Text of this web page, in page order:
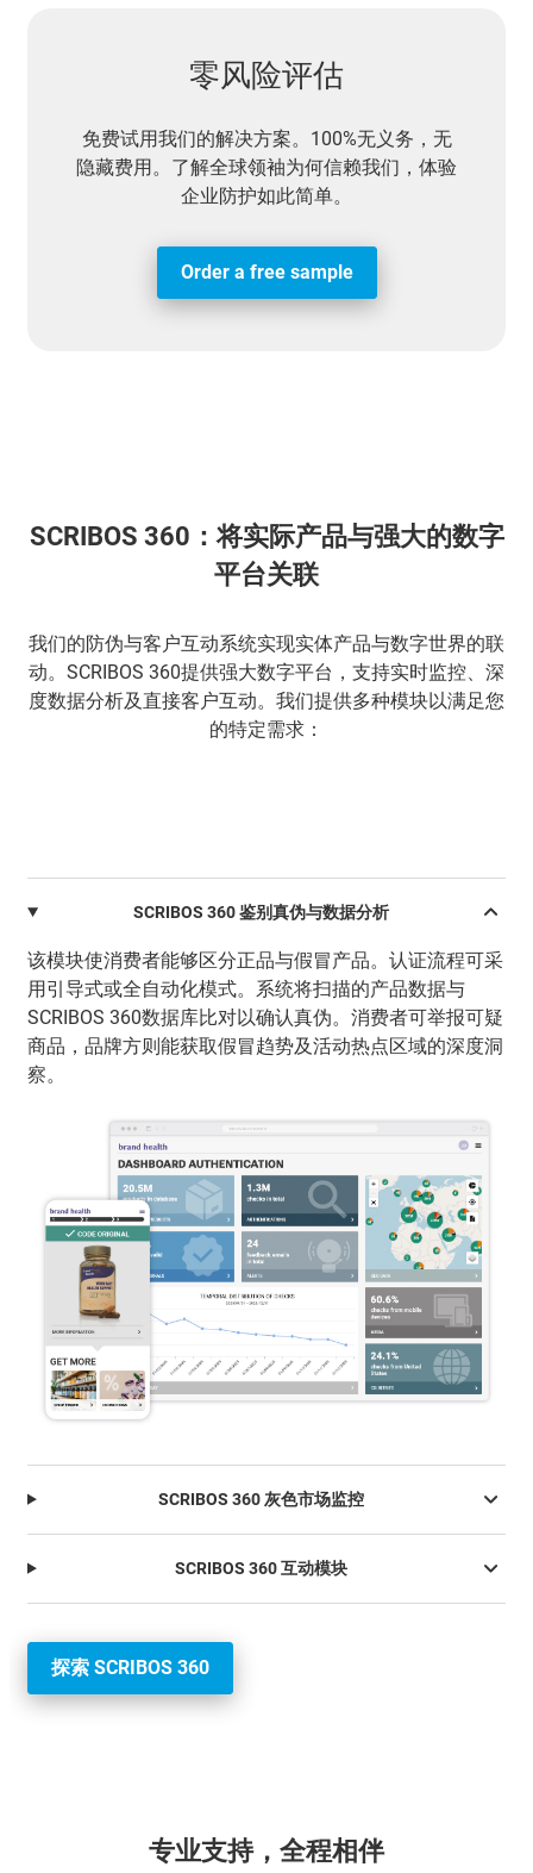
零风险评估
免费试用我们的解决方案。100%无义务，无
隐藏费用。了解全球领袖为何信赖我们，体验
企业防护如此简单。
Order a free sample
SCRIBOS 360：将实际产品与强大的数字
平台关联
我们的防伪与客户互动系统实现实体产品与数字世界的联
动。SCRIBOS 360提供强大数字平台，支持实时监控、深
度数据分析及直接客户互动。我们提供多种模块以满足您
的特定需求：
SCRIBOS 360 鉴别真伪与数据分析
该模块使消费者能够区分正品与假冒产品。认证流程可采
用引导式或全自动化模式。系统将扫描的产品数据与
SCRIBOS 360数据库比对以确认真伪。消费者可举报可疑
商品，品牌方则能获取假冒趋势及活动热点区域的深度洞
察。
SCRIBOS 360 灰色市场监控
SCRIBOS 360 互动模块
探索 SCRIBOS 360
专业支持，全程相伴